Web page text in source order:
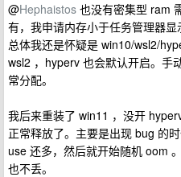
@Hephaistos 也没有密集型 ram
有，我申请内存小于任务管理器显
总体我还是怀疑是 win10/wsl2/
wsl2 ，hyperv 也会默认开启。手
常分配。
我后来重装了 win11 ，没开
正常释放了。主要是出现 bug 的
use 还多，然后就开始随机 oom
也不丢。